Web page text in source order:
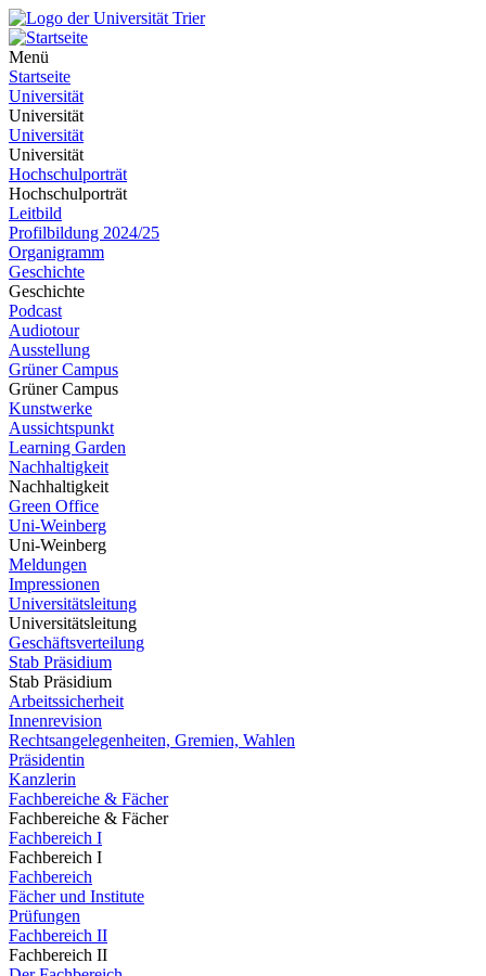
Menü
Startseite
Universität
Universität
Universität
Universität
Hochschulporträt
Hochschulporträt
Leitbild
Profilbildung 2024/25
Organigramm
Geschichte
Geschichte
Podcast
Audiotour
Ausstellung
Grüner Campus
Grüner Campus
Kunstwerke
Aussichtspunkt
Learning Garden
Nachhaltigkeit
Nachhaltigkeit
Green Office
Uni-Weinberg
Uni-Weinberg
Meldungen
Impressionen
Universitätsleitung
Universitätsleitung
Geschäftsverteilung
Stab Präsidium
Stab Präsidium
Arbeitssicherheit
Innenrevision
Rechtsangelegenheiten, Gremien, Wahlen
Präsidentin
Kanzlerin
Fachbereiche & Fächer
Fachbereiche & Fächer
Fachbereich I
Fachbereich I
Fachbereich
Fächer und Institute
Prüfungen
Fachbereich II
Fachbereich II